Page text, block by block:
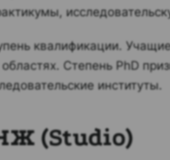
квалификации.
Степень PhD
институты.
(Studio)